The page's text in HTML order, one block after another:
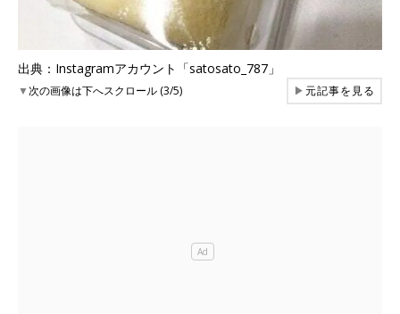
出典：Instagramアカウント「satosato_787」
▼次の画像は下へスクロール (3/5) ▶元記事を見る